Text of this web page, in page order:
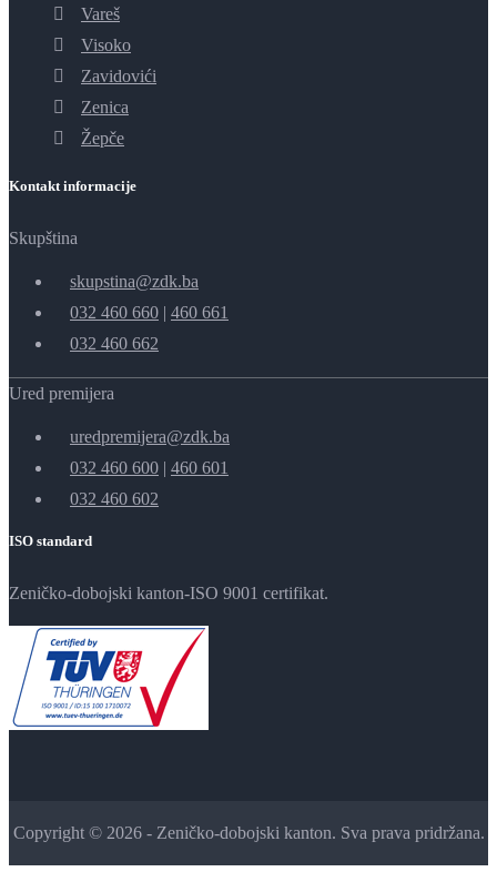
Vareš
Visoko
Zavidovići
Zenica
Žepče
Kontakt informacije
Skupština
skupstina@zdk.ba
032 460 660 | 460 661
032 460 662
Ured premijera
uredpremijera@zdk.ba
032 460 600 | 460 601
032 460 602
ISO standard
Zeničko-dobojski kanton-ISO 9001 certifikat.
Copyright © 2026 - Zeničko-dobojski kanton. Sva prava pridržana.